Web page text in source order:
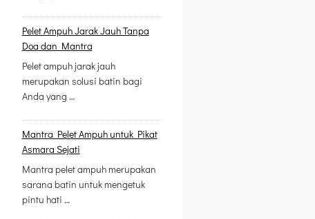
Pelet Ampuh Jarak Jauh Tanpa
Doa dan Mantra
Pelet ampuh jarak jauh
merupakan solusi batin bagi
Anda yang …
Mantra Pelet Ampuh untuk Pikat
Asmara Sejati
Mantra pelet ampuh merupakan
sarana batin untuk mengetuk
pintu hati …